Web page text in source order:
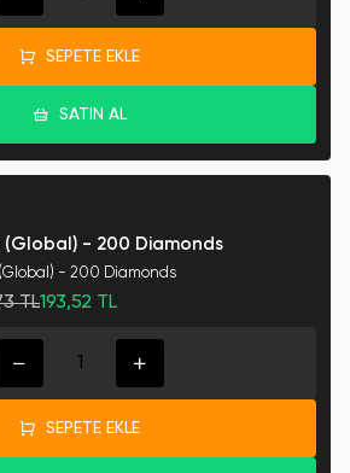
SEPETE EKLE
SATIN AL
(Global) - 200 Diamonds
- 200 Diamonds
TL193,52 TL
SEPETE EKLE